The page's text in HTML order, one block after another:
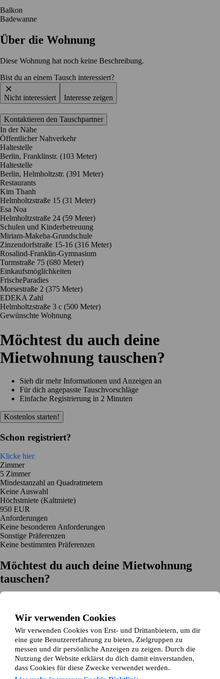
Wir verwenden Cookies
Wir verwenden Cookies von Erst- und Drittanbietern, um dir
eine gute Benutzererfahrung zu bieten, Zielgruppen zu
messen und dir persönliche Anzeigen zu zeigen. Durch die
Nutzung der Website erklärst du dich damit einverstanden,
dass Cookies für diese Zwecke verwendet werden.
Balkon
Badewanne
Über die Wohnung
Diese Wohnung hat noch keine Beschreibung.
Bist du an einem Tausch interessiert?
Nicht interessiert Interesse zeigen
Kontaktieren den Tauschpartner
In der Nähe
Öffentlicher Nahverkehr
Haltestelle
Berlin, Franklinstr. (103 Meter)
Haltestelle
Berlin, Helmholtzstr. (391 Meter)
Restaurants
Kim Thanh
Helmholtzstraße 15 (31 Meter)
Esa Noa
Helmholtzstraße 24 (59 Meter)
Schulen und Kinderbetreuung
Miriam-Makeba-Grundschule
Zinzendorfstraße 15-16 (316 Meter)
Rosalind-Franklin-Gymnasium
Turmstraße 75 (680 Meter)
Einkaufsmöglichkeiten
FrischeParadies
Morsestraße 2 (375 Meter)
EDEKA Zahl
Helmholtzstraße 3 c (500 Meter)
Gewünschte Wohnung
Möchtest du auch deine
Mietwohnung tauschen?
Sieh dir mehr Informationen und Anzeigen an
Für dich angepasste Tauschvorschläge
Einfache Registrierung in 2 Minuten
Kostenlos starten!
Schon registriert?
Klicke hier
Zimmer
5 Zimmer
Mindestanzahl an Quadratmetern
Keine Auswahl
Höchstmiete (Kaltmiete)
950 EUR
Anforderungen
Keine besonderen Anforderungen
Sonstige Präferenzen
Keine bestimmten Präferenzen
Möchtest du auch deine Mietwohnung
tauschen?
Einfache Registrierung in 2 Minuten
Jetzt gratis loslegen
Loslegen
Jetzt gratis loslegen Anzeigen suchenAnmelden
Mehr lesen
Neuigkeiten und Tipps